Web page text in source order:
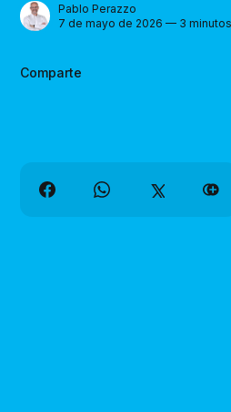
Pablo Perazzo
7 de mayo de 2026 — 3 minutos
Comparte